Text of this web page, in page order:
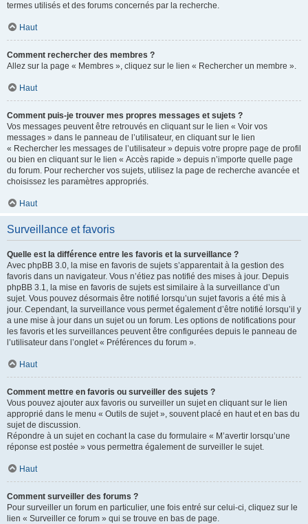
termes utilisés et des forums concernés par la recherche.
Haut
Comment rechercher des membres ?
Allez sur la page « Membres », cliquez sur le lien « Rechercher un membre ».
Haut
Comment puis-je trouver mes propres messages et sujets ?
Vos messages peuvent être retrouvés en cliquant sur le lien « Voir vos
messages » dans le panneau de l’utilisateur, en cliquant sur le lien
« Rechercher les messages de l’utilisateur » depuis votre propre page de profil
ou bien en cliquant sur le lien « Accès rapide » depuis n’importe quelle page
du forum. Pour rechercher vos sujets, utilisez la page de recherche avancée et
choisissez les paramètres appropriés.
Haut
Surveillance et favoris
Quelle est la différence entre les favoris et la surveillance ?
Avec phpBB 3.0, la mise en favoris de sujets s’apparentait à la gestion des
favoris dans un navigateur. Vous n’étiez pas notifié des mises à jour. Depuis
phpBB 3.1, la mise en favoris de sujets est similaire à la surveillance d’un
sujet. Vous pouvez désormais être notifié lorsqu’un sujet favoris a été mis à
jour. Cependant, la surveillance vous permet également d’être notifié lorsqu’il y
a une mise à jour dans un sujet ou un forum. Les options de notifications pour
les favoris et les surveillances peuvent être configurées depuis le panneau de
l’utilisateur dans l’onglet « Préférences du forum ».
Haut
Comment mettre en favoris ou surveiller des sujets ?
Vous pouvez ajouter aux favoris ou surveiller un sujet en cliquant sur le lien
approprié dans le menu « Outils de sujet », souvent placé en haut et en bas du
sujet de discussion.
Répondre à un sujet en cochant la case du formulaire « M’avertir lorsqu’une
réponse est postée » vous permettra également de surveiller le sujet.
Haut
Comment surveiller des forums ?
Pour surveiller un forum en particulier, une fois entré sur celui-ci, cliquez sur le
lien « Surveiller ce forum » qui se trouve en bas de page.